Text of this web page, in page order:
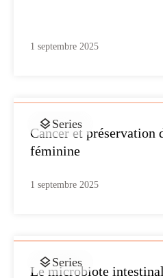
1 septembre 2025
Series
Cancer et
féminine
1 septembre 2025
Series
Le microbiote